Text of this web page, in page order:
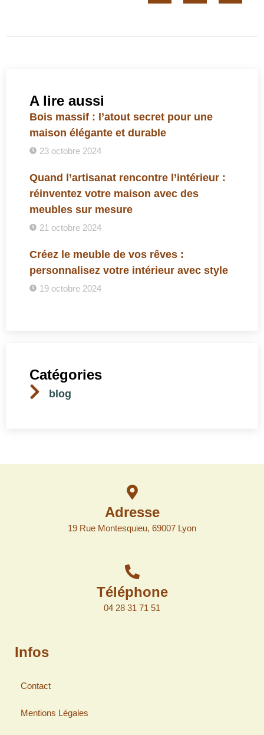
A lire aussi
Bois massif : l’atout secret pour une
maison élégante et durable
23 octobre 2024
Quand l’artisanat rencontre l’intérieur :
réinventez votre maison avec des
meubles sur mesure
21 octobre 2024
Créez le meuble de vos rêves :
personnalisez votre intérieur avec style
19 octobre 2024
Catégories
blog
Adresse
19 Rue Montesquieu, 69007 Lyon
Téléphone
04 28 31 71 51
Infos
Contact
Mentions Légales